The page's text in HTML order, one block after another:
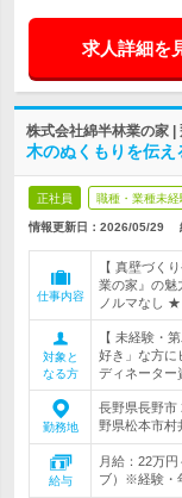
求人詳細を
株式会社綿半林業の家
木のぬくもりを伝
正社員 職種・業種未経
情報更新日：2026/05/29
仕事内容
【 真壁づく
業の家』の魅
ノルマなし
対象と
なる方
【 未経験・
好き」な方
ディネーター
勤務地
長野県長野市
野県松本市村
給与
月給：22万
ブ）※経験・